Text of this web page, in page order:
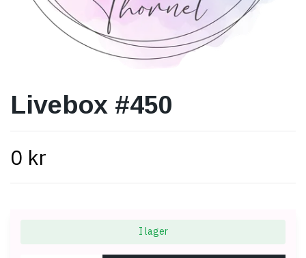
Livebox #450
0 kr
I lager